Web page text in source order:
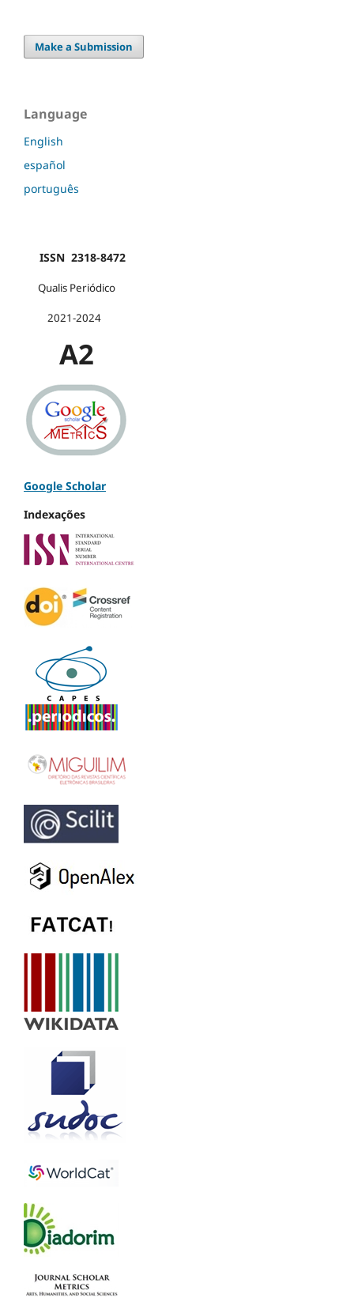
Make a Submission
Language
English
español
português
ISSN 2318-8472
Qualis Periódico
2021-2024
A2
Google Scholar
Indexações